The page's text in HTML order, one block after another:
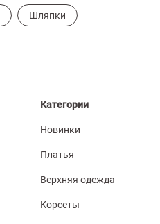
Шляпки
Категории
Новинки
Платья
Верхняя одежда
Корсеты